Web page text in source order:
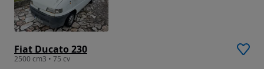
Fiat Ducato 230
2500 cm3 • 75 cv